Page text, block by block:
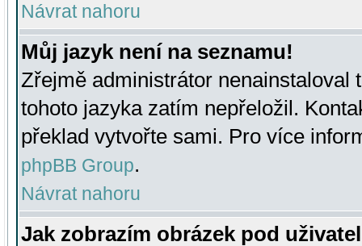
Návrat nahoru
Můj jazyk není na seznamu!
Zřejmě administrátor nenainstaloval
tohoto jazyka zatím nepřeložil.
překlad vytvořte sami. Pro více
phpBB Group.
Návrat nahoru
Jak zobrazím obrázek pod